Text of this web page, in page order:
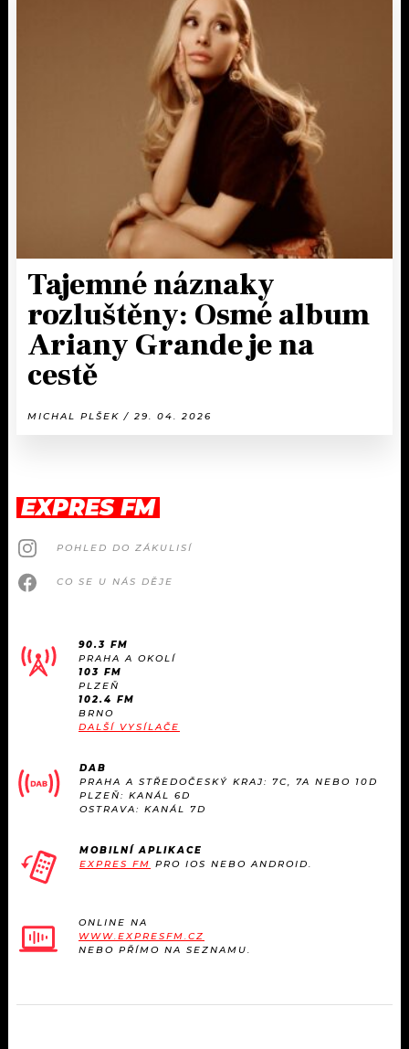
Tajemné náznaky
rozluštěny: Osmé album
Ariany Grande je na
cestě
MICHAL PLŠEK / 29. 04. 2026
EXPRES FM
POHLED DO ZÁKULISÍ
CO SE U NÁS DĚJE
90.3 FM
PRAHA A OKOLÍ
103 FM
PLZEŇ
102.4 FM
BRNO
DALŠÍ VYSÍLAČE
DAB
PRAHA A STŘEDOČESKÝ KRAJ: 7C, 7A NEBO 10D
PLZEŇ: KANÁL 6D
OSTRAVA: KANÁL 7D
MOBILNÍ APLIKACE
EXPRES FM PRO IOS NEBO ANDROID.
ONLINE NA
WWW.EXPRESFM.CZ
NEBO PŘÍMO NA SEZNAMU.